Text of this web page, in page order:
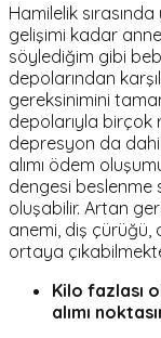
Hamilelik
gelişimi kadar
söylediğim gibi
depolarından
gereksinimini
depolarıyla birçok
depresyon da
alımı ödem
dengesi beslenme
oluşabilir. Artan
anemi, diş çürüğü,
ortaya
Kilo fazlası
alımı